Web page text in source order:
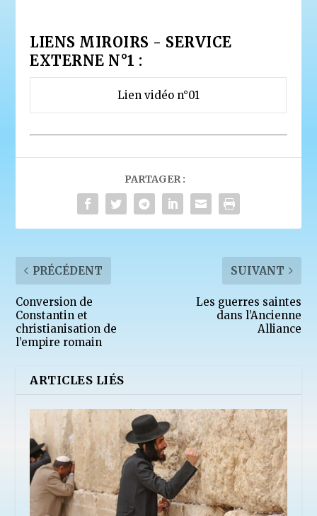
LIENS MIROIRS - SERVICE
EXTERNE N°1 :
Lien vidéo n°01
PARTAGER :
PRÉCÉDENT
Conversion de
Constantin et
christianisation de
l’empire romain
SUIVANT
Les guerres saintes
dans l’Ancienne
Alliance
ARTICLES LIÉS